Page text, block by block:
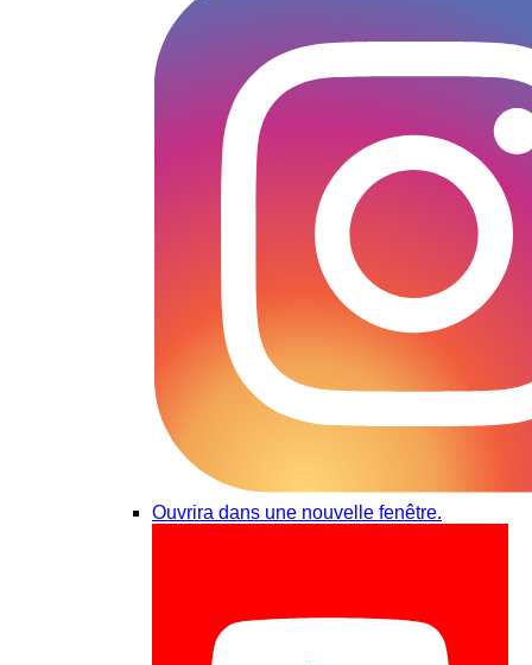
Ouvrira dans une nouvelle fenêtre.